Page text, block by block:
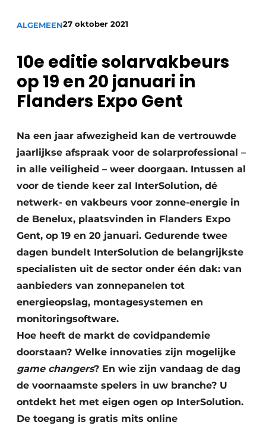
Video’s
Aanmelden
Bedrijven
Contact
Akoestiek
Beton & Staalbouw
Brandveiligheid
BIM
Evenementen
Dak & Gevel
Houtbouw
HVAC
Interieurarchitectuur
Keukens
Renovatie
Software
Toegangscontrole
Veiligheid & Opleiding
Zonwering
ALGEMEEN27 oktober 2021
10e editie solarvakbeurs
op 19 en 20 januari in
Flanders Expo Gent
Na een jaar afwezigheid kan de vertrouwde
jaarlijkse afspraak voor de solarprofessional –
in alle veiligheid – weer doorgaan. Intussen al
voor de tiende keer zal InterSolution, dé
netwerk- en vakbeurs voor zonne-energie in
de Benelux, plaatsvinden in Flanders Expo
Gent, op 19 en 20 januari. Gedurende twee
dagen bundelt InterSolution de belangrijkste
specialisten uit de sector onder één dak: van
aanbieders van zonnepanelen tot
energieopslag, montagesystemen en
monitoringsoftware.
Hoe heeft de markt de covidpandemie
doorstaan? Welke innovaties zijn mogelijke
game changers? En wie zijn vandaag de dag
de voornaamste spelers in uw branche? U
ontdekt het met eigen ogen op InterSolution.
De toegang is gratis mits online